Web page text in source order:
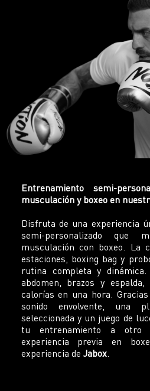
Entrenamiento semi-
musculación y boxeo en
Disfruta de una experiencia
semi-personalizado que
musculación con boxeo. La
estaciones, boxing bag y
rutina completa y
abdomen, brazos y
calorías en una hora.
sonido envolvente, una
seleccionada y un juego de
tu entrenamiento a otro
experiencia previa en
experiencia de Jabox.